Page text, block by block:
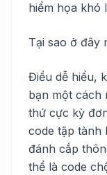
hiểm họa khó
Tại sao ở đây
Điều dễ hiểu,
bạn một cách
thứ cực kỳ
code tập tành
đánh cắp
thể là code